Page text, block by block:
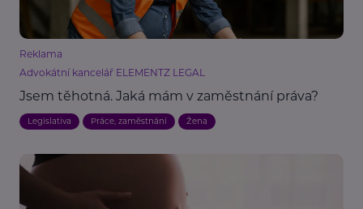
Reklama
Advokátní kancelář ELEMENTZ LEGAL
Jsem těhotná. Jaká mám v zaměstnání práva?
Legislativa Práce, zaměstnání Žena